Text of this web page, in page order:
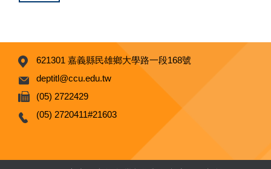
621301 嘉義縣民雄鄉大學路一段168號
deptitl@ccu.edu.tw
(05) 2722429
(05) 2720411#21603